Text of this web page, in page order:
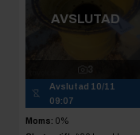
AVSLUTAD
3
Avslutad 10/11
09:07
Moms: 0%